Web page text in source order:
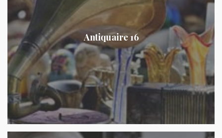
Antiquaire 16